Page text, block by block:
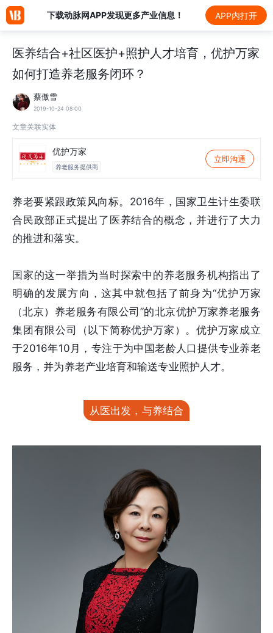
下载动脉网APP发现更多产业信息！ APP内打开
医养结合+社区医护+照护人才培育，优护万家
如何打造养老服务闭环？
蔡傲雪
2019-10-24 08:00
文章关联实体
优护万家
养老服务提供商
立即沟通
养老要紧跟政策风向标。2016年，国家卫生计生委联
合民政部正式提出了医养结合的概念，并进行了大力
的推进和落实。
国家的这一举措为当时探索中的养老服务机构指出了
明确的发展方向，这其中就包括了前身为“优护万家
（北京）养老服务有限公司”的北京优护万家养老服务
集团有限公司（以下简称优护万家）。优护万家成立
于2016年10月，专注于为中国老龄人口提供专业养老
服务，并为养老产业培育和输送专业照护人才。
从医出发，与养结合